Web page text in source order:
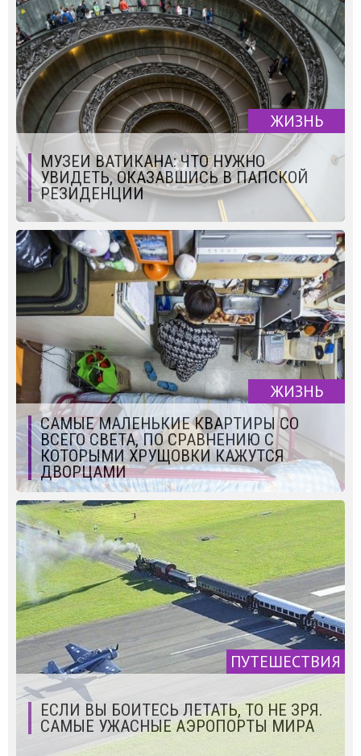
ЖИЗНЬ
МУЗЕИ ВАТИКАНА: ЧТО НУЖНО
УВИДЕТЬ, ОКАЗАВШИСЬ В ПАПСКОЙ
РЕЗИДЕНЦИИ
ЖИЗНЬ
САМЫЕ МАЛЕНЬКИЕ КВАРТИРЫ СО
ВСЕГО СВЕТА, ПО СРАВНЕНИЮ С
КОТОРЫМИ ХРУЩОВКИ КАЖУТСЯ
ДВОРЦАМИ
ПУТЕШЕСТВИЯ
ЕСЛИ ВЫ БОИТЕСЬ ЛЕТАТЬ, ТО НЕ ЗРЯ.
САМЫЕ УЖАСНЫЕ АЭРОПОРТЫ МИРА